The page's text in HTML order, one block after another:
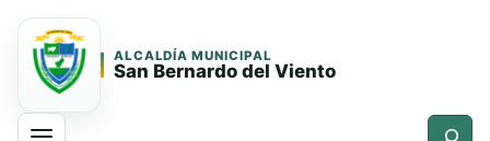
ALCALDÍA MUNICIPAL
San Bernardo del Viento
Buscar